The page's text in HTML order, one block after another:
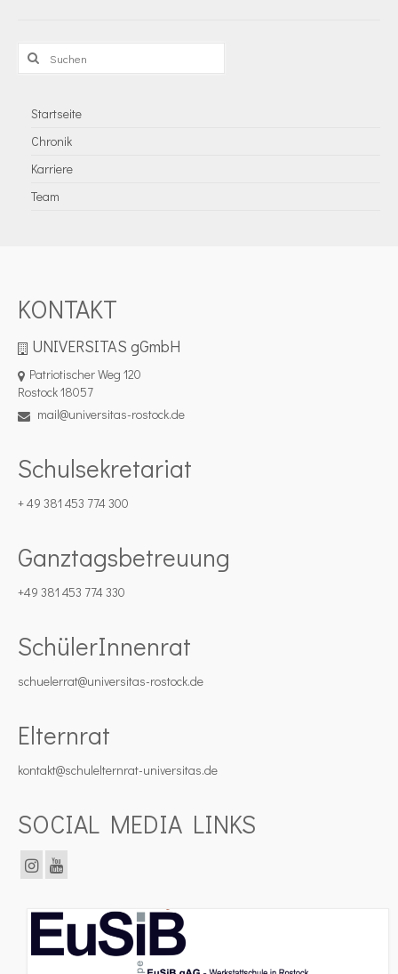
Suchen
nach:
Startseite
Chronik
Karriere
Team
KONTAKT
UNIVERSITAS gGmbH
Patriotischer Weg 120
Rostock 18057
mail@universitas-rostock.de
Schulsekretariat
+ 49 381 453 774 300
Ganztagsbetreuung
+49 381 453 774 330
SchülerInnenrat
schuelerrat@universitas-rostock.de
Elternrat
kontakt@schulelternrat-universitas.de
SOCIAL MEDIA LINKS